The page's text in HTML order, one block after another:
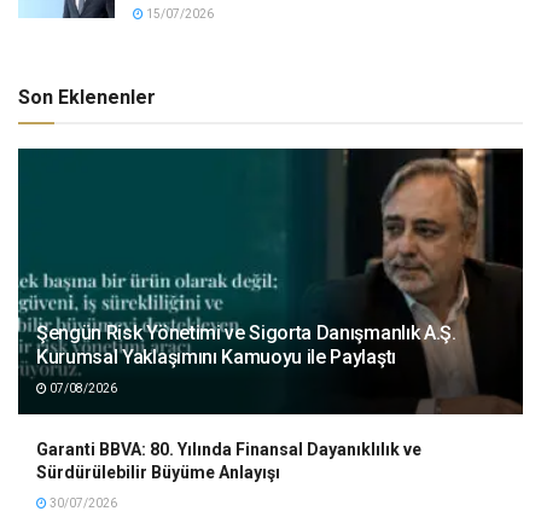
15/07/2026
Son Eklenenler
Şengün Risk Yönetimi ve Sigorta Danışmanlık A.Ş.
Kurumsal Yaklaşımını Kamuoyu ile Paylaştı
07/08/2026
Garanti BBVA: 80. Yılında Finansal Dayanıklılık ve
Sürdürülebilir Büyüme Anlayışı
30/07/2026